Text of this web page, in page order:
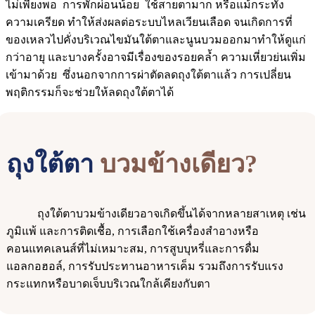
ไม่เพียงพอ การพักผ่อนน้อย ใช้สายตามาก หรือแม้กระทั่ง
ความเครียด ทำให้ส่งผลต่อระบบไหลเวียนเลือด จนเกิดการที่
ของเหลวไปคั่งบริเวณไขมันใต้ตาและนูนบวมออกมาทำให้ดูแก่
กว่าอายุ และบางครั้งอาจมีเรื่องของรอยคล้ำ ความเหี่ยวย่นเพิ่ม
เข้ามาด้วย ซึ่งนอกจากการผ่าตัดลดถุงใต้ตาแล้ว การเปลี่ยน
พฤติกรรมก็จะช่วยให้ลดถุงใต้ตาได้
ถุงใต้ตา บวมข้างเดียว?
ถุงใต้ตาบวมข้างเดียวอาจเกิดขึ้นได้จากหลายสาเหตุ เช่น
ภูมิแพ้ และการติดเชื้อ, การเลือกใช้เครื่องสำอางหรือ
คอนแทคเลนส์ที่ไม่เหมาะสม, การสูบบุหรี่และการดื่ม
แอลกอฮอล์, การรับประทานอาหารเค็ม รวมถึงการรับแรง
กระแทกหรือบาดเจ็บบริเวณใกล้เคียงกับตา